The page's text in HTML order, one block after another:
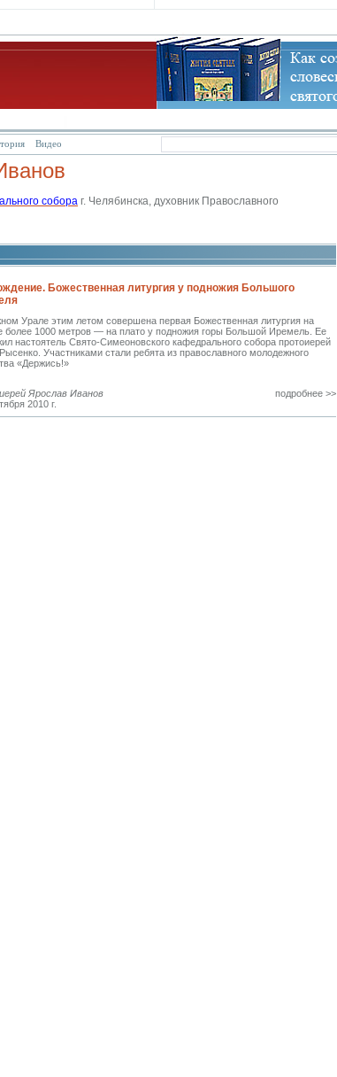
Видео
собора г. Челябинска, духовник Православного
Божественная литургия у подножия Большого
Урале этим летом совершена первая Божественная литургия на
более 1000 метров — на плато у подножия горы Большой Иремель. Ее
настоятель Свято-Симеоновского кафедрального собора протоиерей
Участниками стали ребята из православного молодежного
«Держись!»
Ярослав Иванов
2010 г.
подробнее >>